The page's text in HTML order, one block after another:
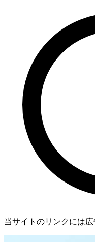
当サイトのリンクには